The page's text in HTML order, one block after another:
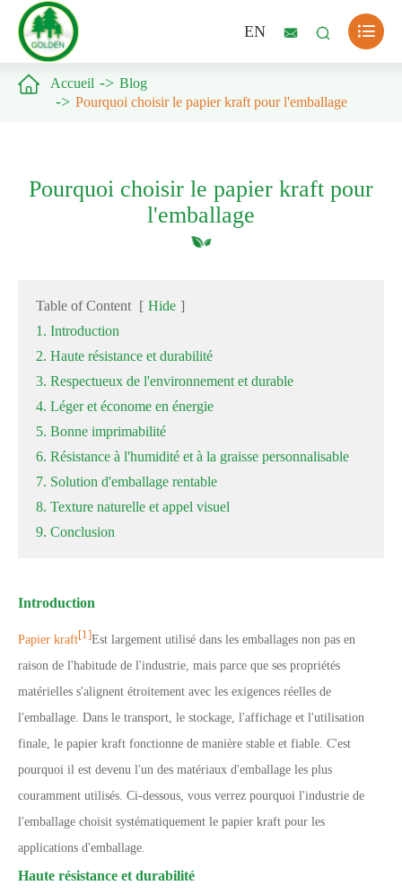
EN   
 Accueil
Blog
Pourquoi choisir le papier kraft pour l'emballage
Pourquoi choisir le papier kraft pour
l'emballage
Table of Content [ Hide ]
1. Introduction
2. Haute résistance et durabilité
3. Respectueux de l'environnement et durable
4. Léger et économe en énergie
5. Bonne imprimabilité
6. Résistance à l'humidité et à la graisse personnalisable
7. Solution d'emballage rentable
8. Texture naturelle et appel visuel
9. Conclusion
Introduction
Papier kraft[1]Est largement utilisé dans les emballages non pas en
raison de l'habitude de l'industrie, mais parce que ses propriétés
matérielles s'alignent étroitement avec les exigences réelles de
l'emballage. Dans le transport, le stockage, l'affichage et l'utilisation
finale, le papier kraft fonctionne de manière stable et fiable. C'est
pourquoi il est devenu l'un des matériaux d'emballage les plus
couramment utilisés. Ci-dessous, vous verrez pourquoi l'industrie de
l'emballage choisit systématiquement le papier kraft pour les
applications d'emballage.
Haute résistance et durabilité